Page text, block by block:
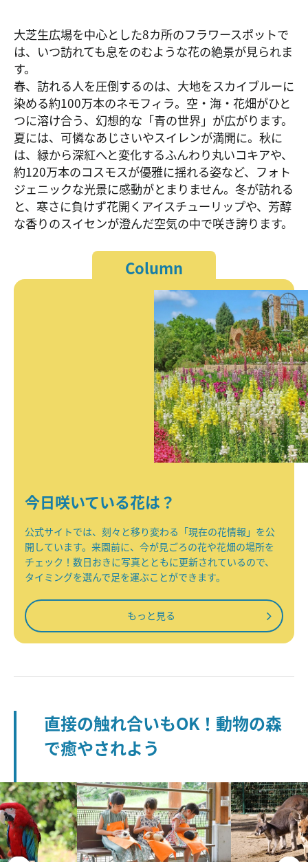
大芝生広場を中心とした8カ所のフラワースポットで
は、いつ訪れても息をのむような花の絶景が見られま
す。
春、訪れる人を圧倒するのは、大地をスカイブルーに
染める約100万本のネモフィラ。空・海・花畑がひと
つに溶け合う、幻想的な「青の世界」が広がります。
夏には、可憐なあじさいやスイレンが満開に。秋に
は、緑から深紅へと変化するふんわり丸いコキアや、
約120万本のコスモスが優雅に揺れる姿など、フォト
ジェニックな光景に感動がとまりません。冬が訪れる
と、寒さに負けず花開くアイスチューリップや、芳醇
な香りのスイセンが澄んだ空気の中で咲き誇ります。
Column
今日咲いている花は？
公式サイトでは、刻々と移り変わる「現在の花情報」を公
開しています。来園前に、今が見ごろの花や花畑の場所を
チェック！数日おきに写真とともに更新されているので、
タイミングを選んで足を運ぶことができます。
もっと見る
直接の触れ合いもOK！動物の森
で癒やされよう